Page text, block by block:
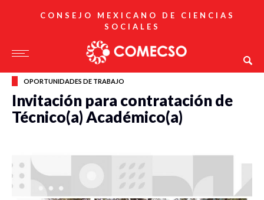
CONSEJO MEXICANO DE CIENCIAS
SOCIALES
OPORTUNIDADES DE TRABAJO
Invitación para contratación de
Técnico(a) Académico(a)